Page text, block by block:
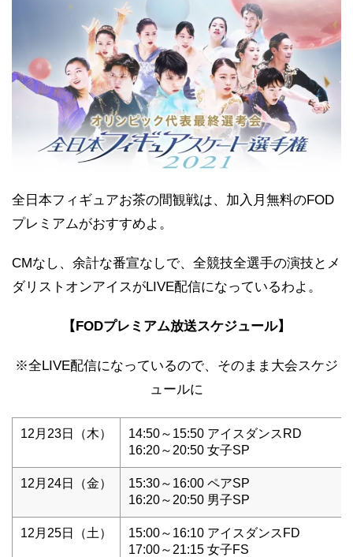
全日本フィギュアお茶の間観戦は、加入月無料のFOD
プレミアムがおすすめよ。
CMなし、余計な番宣なしで、全競技全選手の演技とメ
ダリストオンアイスがLIVE配信になっているわよ。
【FODプレミアム放送スケジュール】
※全LIVE配信になっているので、そのまま大会スケジ
ュールに
12月23日（木）
14:50～15:50 アイスダンスRD
16:20～20:50 女子SP
12月24日（金）
15:30～16:00 ペアSP
16:20～20:50 男子SP
12月25日（土）
15:00～16:10 アイスダンスFD
17:00～21:15 女子FS